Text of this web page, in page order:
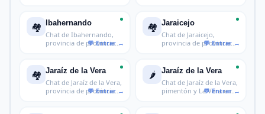
🏘️ Ibahernando
Chat de Ibahernando,
provincia de provincia
🏘️ Jaraicejo
Chat de Jaraicejo,
provincia de provincia
🏘️ Jaraíz de la Vera
Chat de Jaraíz de la Vera,
provincia de provincia
🌶️ Jaraíz de la Vera
Chat de Jaraíz de la Vera,
pimentón y La Vera en